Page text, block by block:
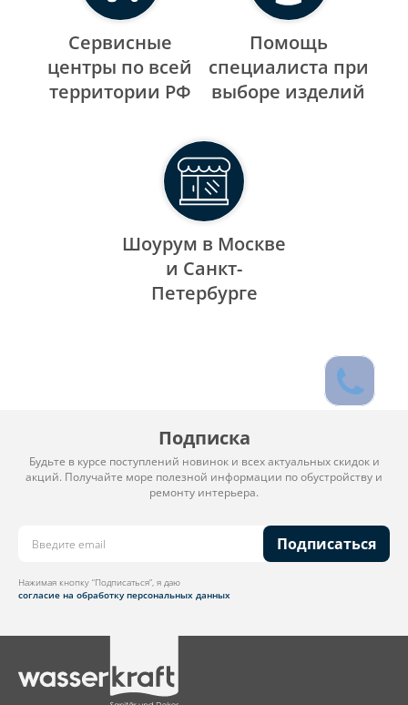
Сервисные
центры по всей
территории РФ
Помощь
специалиста при
выборе изделий
Шоурум в Москве
и Санкт-
Петербурге
Подписка
Будьте в курсе поступлений новинок и всех актуальных скидок и
акций. Получайте море полезной информации по обустройству и
ремонту интерьера.
Подписаться
Нажимая кнопку “Подписаться”, я даю
согласие на обработку персональных данных